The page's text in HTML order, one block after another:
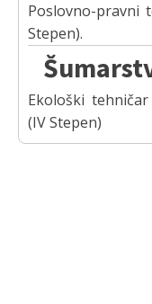
Poslovno-pravni
Stepen).
Ekološki
(IV Stepen)